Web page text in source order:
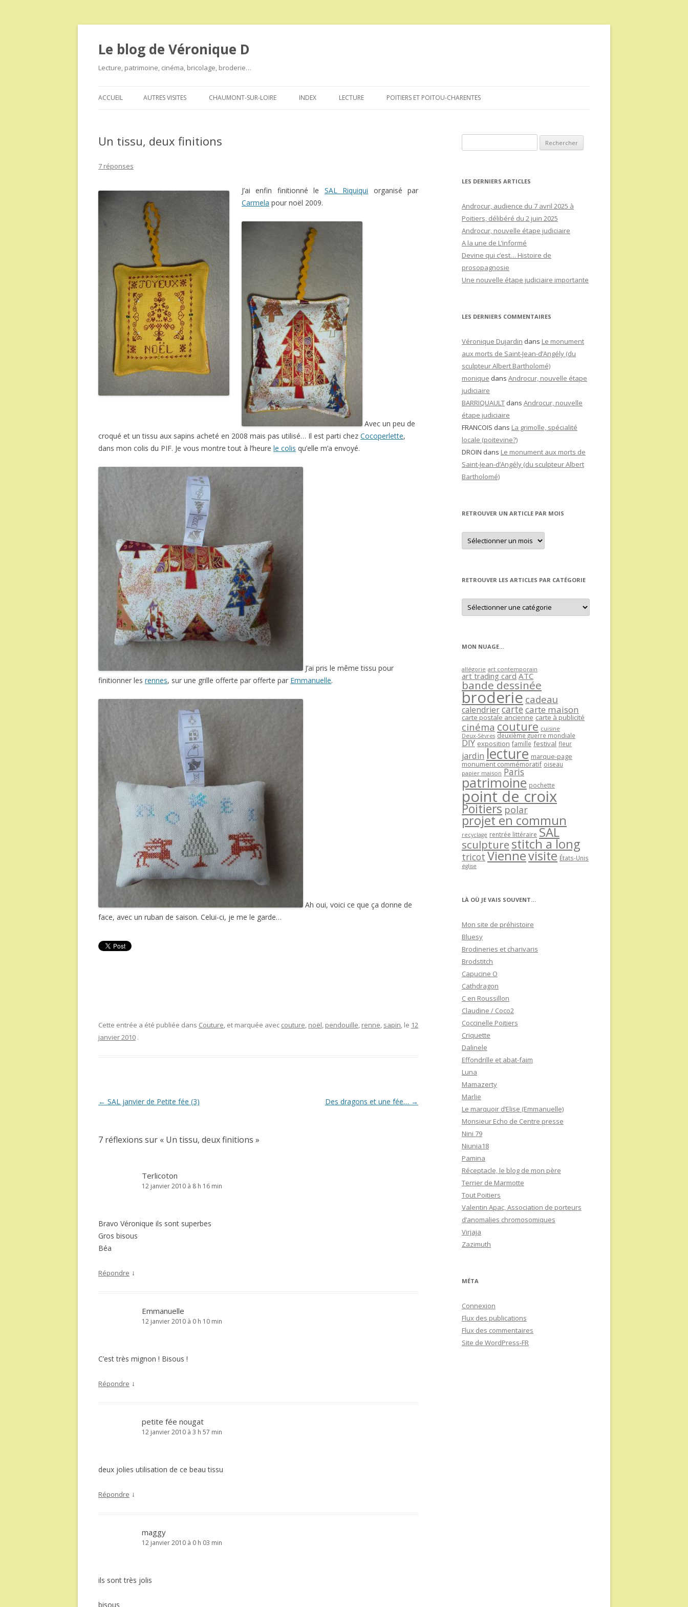
Le blog de Véronique D
Lecture, patrimoine, cinéma, bricolage, broderie…
au
ACCUEIL AUTRES VISITES CHAUMONT-SUR-LOIRE INDEX LECTURE POITIERS ET POITOU-CHARENTES
Un tissu, deux finitions
7 réponses
J’ai enfin finitionné le SAL Riquiqui organisé par
Carmela pour noël 2009.
Avec un peu de
croqué et un tissu aux sapins acheté en 2008 mais pas utilisé… Il est parti chez Cocoperlette,
dans mon colis du PIF. Je vous montre tout à l’heure le colis qu’elle m’a envoyé.
J’ai pris le même tissu pour
finitionner les rennes, sur une grille offerte par offerte par Emmanuelle.
Ah oui, voici ce que ça donne de
face, avec un ruban de saison. Celui-ci, je me le garde…
Cette entrée a été publiée dans Couture, et marquée avec couture, noël, pendouille, renne, sapin, le 12
janvier 2010 .
Navigation
← SAL janvier de Petite fée (3) Des dragons et une fée… →
7 réflexions sur « Un tissu, deux finitions »
Terlicoton
12 janvier 2010 à 8 h 16 min
Bravo Véronique ils sont superbes
Gros bisous
Béa
Répondre ↓
Emmanuelle
12 janvier 2010 à 0 h 10 min
C’est très mignon ! Bisous !
Répondre ↓
petite fée nougat
12 janvier 2010 à 3 h 57 min
deux jolies utilisation de ce beau tissu
Répondre ↓
maggy
12 janvier 2010 à 0 h 03 min
ils sont très jolis
bisous
LES DERNIERS ARTICLES
Androcur, audience du 7 avril 2025 à
Poitiers, délibéré du 2 juin 2025
Androcur, nouvelle étape judiciaire
A la une de L’informé
Devine qui c’est… Histoire de
prosopagnosie
Une nouvelle étape judiciaire importante
LES DERNIERS COMMENTAIRES
Véronique Dujardin dans Le monument
aux morts de Saint-Jean-d’Angély (du
sculpteur Albert Bartholomé)
monique dans Androcur, nouvelle étape
judiciaire
BARRIQUAULT dans Androcur, nouvelle
étape judiciaire
FRANCOIS dans La grimolle, spécialité
locale (poitevine?)
DROIN dans Le monument aux morts de
Saint-Jean-d’Angély (du sculpteur Albert
Bartholomé)
RETROUVER UN ARTICLE PAR MOIS
Retrouver
un
article
RETROUVER LES ARTICLES PAR CATÉGORIE
Retrouver
les
articles
MON NUAGE…
allégorie art contemporain
art trading card ATC
bande dessinée
broderie cadeau
calendriercartecarte maison
carte postale ancienne carte à publicité
cinéma couture cuisine
Deux-Sèvres deuxième guerre mondiale
DIY exposition famille festival fleur
jardin lecture marque-page
monument commémoratif oiseau
papier maison Paris
patrimoine pochette
point de croix
Poitiers polar
projet en commun
recyclage rentrée littéraire SAL
sculpture stitch a long
tricot Viennevisite États-Unis
église
LÀ OÙ JE VAIS SOUVENT…
Mon site de préhistoire
Bluesy
Brodineries et charivaris
Brodstitch
Capucine O
Cathdragon
C en Roussillon
Claudine / Coco2
Coccinelle Poitiers
Criquette
Dalinele
Effondrille et abat-faim
Luna
Mamazerty
Marlie
Le marquoir d’Elise (Emmanuelle)
Monsieur Echo de Centre presse
Nini 79
Niunia18
Pamina
Réceptacle, le blog de mon père
Terrier de Marmotte
Tout Poitiers
Valentin Apac, Association de porteurs
d’anomalies chromosomiques
Virjaja
Zazimuth
MÉTA
Connexion
Flux des publications
Flux des commentaires
Site de WordPress-FR